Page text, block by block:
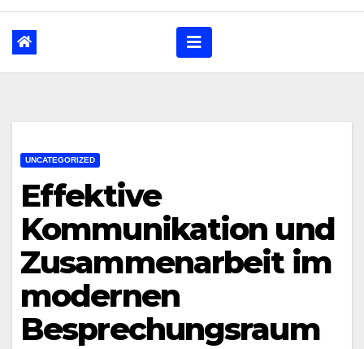
UNCATEGORIZED
Effektive
Kommunikation und
Zusammenarbeit im
modernen
Besprechungsraum